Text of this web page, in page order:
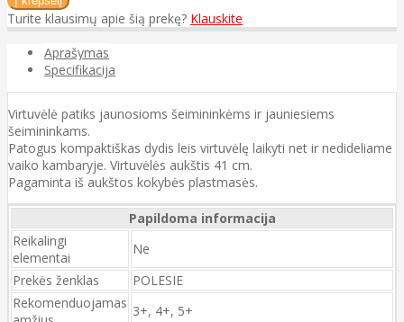
Turite klausimų apie šią prekę? Klauskite
Aprašymas
Specifikacija
Virtuvėlė patiks jaunosioms šeimininkėms ir jauniesiems
šeimininkams.
Patogus kompaktiškas dydis leis virtuvėlę laikyti net ir nedideliame
vaiko kambaryje. ​​​​​​​Virtuvėlės aukštis 41 cm.
Pagaminta iš aukštos kokybės plastmasės.
Papildoma informacija
Reikalingi
elementai
Ne
Prekės ženklas
POLESIE
Rekomenduojamas 3+, 4+, 5+